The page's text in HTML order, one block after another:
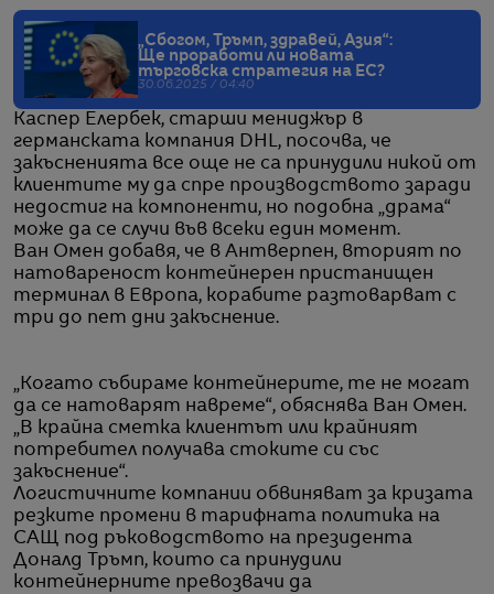
„Сбогом, Тръмп, здравей, Азия“:
Ще проработи ли новата
търговска стратегия на ЕС?
30.06.2025 / 04:40
Каспер Елербек, старши мениджър в
германската компания DHL, посочва, че
закъсненията все още не са принудили никой от
клиентите му да спре производството заради
недостиг на компоненти, но подобна „драма“
може да се случи във всеки един момент.
Ван Омен добавя, че в Антверпен, вторият по
натовареност контейнерен пристанищен
терминал в Европа, корабите разтоварват с
три до пет дни закъснение.
„Когато събираме контейнерите, те не могат
да се натоварят навреме“, обяснява Ван Омен.
„В крайна сметка клиентът или крайният
потребител получава стоките си със
закъснение“.
Логистичните компании обвиняват за кризата
резките промени в тарифната политика на
САЩ под ръководството на президента
Доналд Тръмп, които са принудили
контейнерните превозвачи да